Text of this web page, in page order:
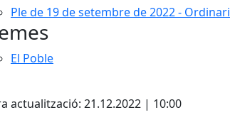
Ple de 19 de setembre de 2022 - Ordinari
El Poble
actualització: 21.12.2022 | 10:00